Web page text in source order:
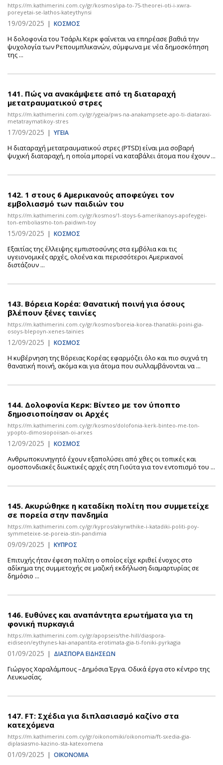
https://m.kathimerini.com.cy/gr/kosmos/ipa-to-75-theorei-oti-i-xwra-
poreyetai-se-lathos-kateythynsi
19/09/2025 | ΚΟΣΜΟΣ
Η δολοφονία του Τσάρλι Κερκ φαίνεται να επηρέασε βαθιά την
ψυχολογία των Ρεπουμπλικανών, σύμφωνα με νέα δημοσκόπηση
της ...
141. Πώς να ανακάμψετε από τη διαταραχή
μετατραυματικού στρες
https://m.kathimerini.com.cy/gr/ygeia/pws-na-anakampsete-apo-ti-diataraxi-
metatraymatikoy-stres
17/09/2025 | ΥΓΕΙΑ
Η διαταραχή μετατραυματικού στρες (PTSD) είναι μια σοβαρή
ψυχική διαταραχή, η οποία μπορεί να καταβάλει άτομα που έχουν ...
142. 1 στους 6 Αμερικανούς αποφεύγει τον
εμβολιασμό των παιδιών του
https://m.kathimerini.com.cy/gr/kosmos/1-stoys-6-amerikanoys-apofeygei-
ton-emboliasmo-ton-paidiwn-toy
15/09/2025 | ΚΟΣΜΟΣ
Εξαιτίας της έλλειψης εμπιστοσύνης στα εμβόλια και τις
υγειονομικές αρχές, ολοένα και περισσότεροι Αμερικανοί
διστάζουν ...
143. Βόρεια Κορέα: Θανατική ποινή για όσους
βλέπουν ξένες ταινίες
https://m.kathimerini.com.cy/gr/kosmos/boreia-korea-thanatiki-poini-gia-
osoys-blepoyn-xenes-tainies
12/09/2025 | ΚΟΣΜΟΣ
Η κυβέρνηση της Βόρειας Κορέας εφαρμόζει όλο και πιο συχνά τη
θανατική ποινή, ακόμα και για άτομα που συλλαμβάνονται να ...
144. Δολοφονία Κερκ: Βίντεο με τον ύποπτο
δημοσιοποίησαν οι Αρχές
https://m.kathimerini.com.cy/gr/kosmos/dolofonia-kerk-binteo-me-ton-
ypopto-dimosiopoiisan-oi-arxes
12/09/2025 | ΚΟΣΜΟΣ
Ανθρωποκυνηγητό έχουν εξαπολύσει από χθες οι τοπικές και
ομοσπονδιακές διωκτικές αρχές στη Γιούτα για τον εντοπισμό του ...
145. Ακυρώθηκε η καταδίκη πολίτη που συμμετείχε
σε πορεία στην πανδημία
https://m.kathimerini.com.cy/gr/kypros/akyrwthike-i-katadiki-politi-poy-
symmeteixe-se-poreia-stin-pandimia
09/09/2025 | ΚΥΠΡΟΣ
Επιτυχής ήταν έφεση πολίτη ο οποίος είχε κριθεί ένοχος στο
αδίκημα της συμμετοχής σε μαζική εκδήλωση διαμαρτυρίας σε
δημόσιο ...
146. Ευθύνες και αναπάντητα ερωτήματα για τη
φονική πυρκαγιά
https://m.kathimerini.com.cy/gr/apopseis/the-hill/diaspora-
eidiseon/eythynes-kai-anapantita-erotimata-gia-ti-foniki-pyrkagia
01/09/2025 | ΔΙΑΣΠΟΡΑ ΕΙΔΗΣΕΩΝ
Γιώργος Χαραλάμπους –Δημόσια Έργα. Οδικά έργα στο κέντρο της
Λευκωσίας.
147. FT: Σχέδια για διπλασιασμό καζίνο στα
κατεχόμενα
https://m.kathimerini.com.cy/gr/oikonomiki/oikonomia/ft-sxedia-gia-
diplasiasmo-kazino-sta-katexomena
01/09/2025 | ΟΙΚΟΝΟΜΙΑ